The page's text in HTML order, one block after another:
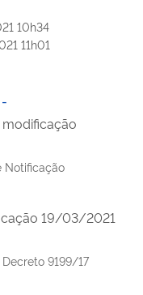
10h34
11h01
Notificação
19/03/2021
9199/17